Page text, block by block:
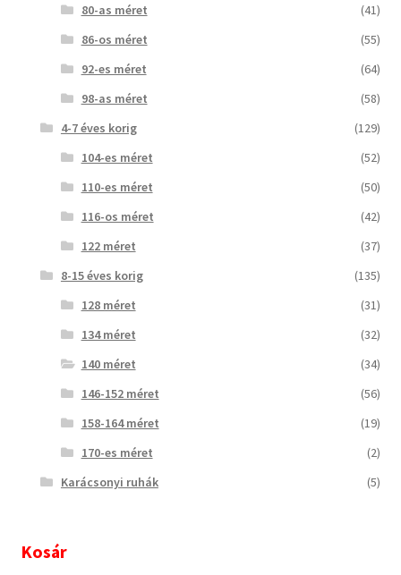
80-as méret
(41)
86-os méret
(55)
92-es méret
(64)
98-as méret
(58)
4-7 éves korig
(129)
104-es méret
(52)
110-es méret
(50)
116-os méret
(42)
122 méret
(37)
8-15 éves korig
(135)
128 méret
(31)
134 méret
(32)
140 méret
(34)
146-152 méret
(56)
158-164 méret
(19)
170-es méret
(2)
Karácsonyi ruhák
(5)
Kosár